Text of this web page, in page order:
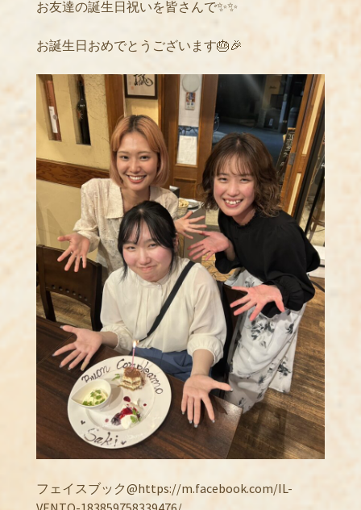
お友達の誕生日祝いを皆さんで✨✨
お誕生日おめでとうございます🎂🎉
フェイスブック@https://m.facebook.com/IL-